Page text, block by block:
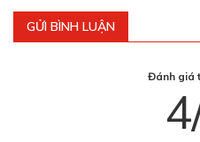
GỬI BÌNH LUẬN
Đánh giá